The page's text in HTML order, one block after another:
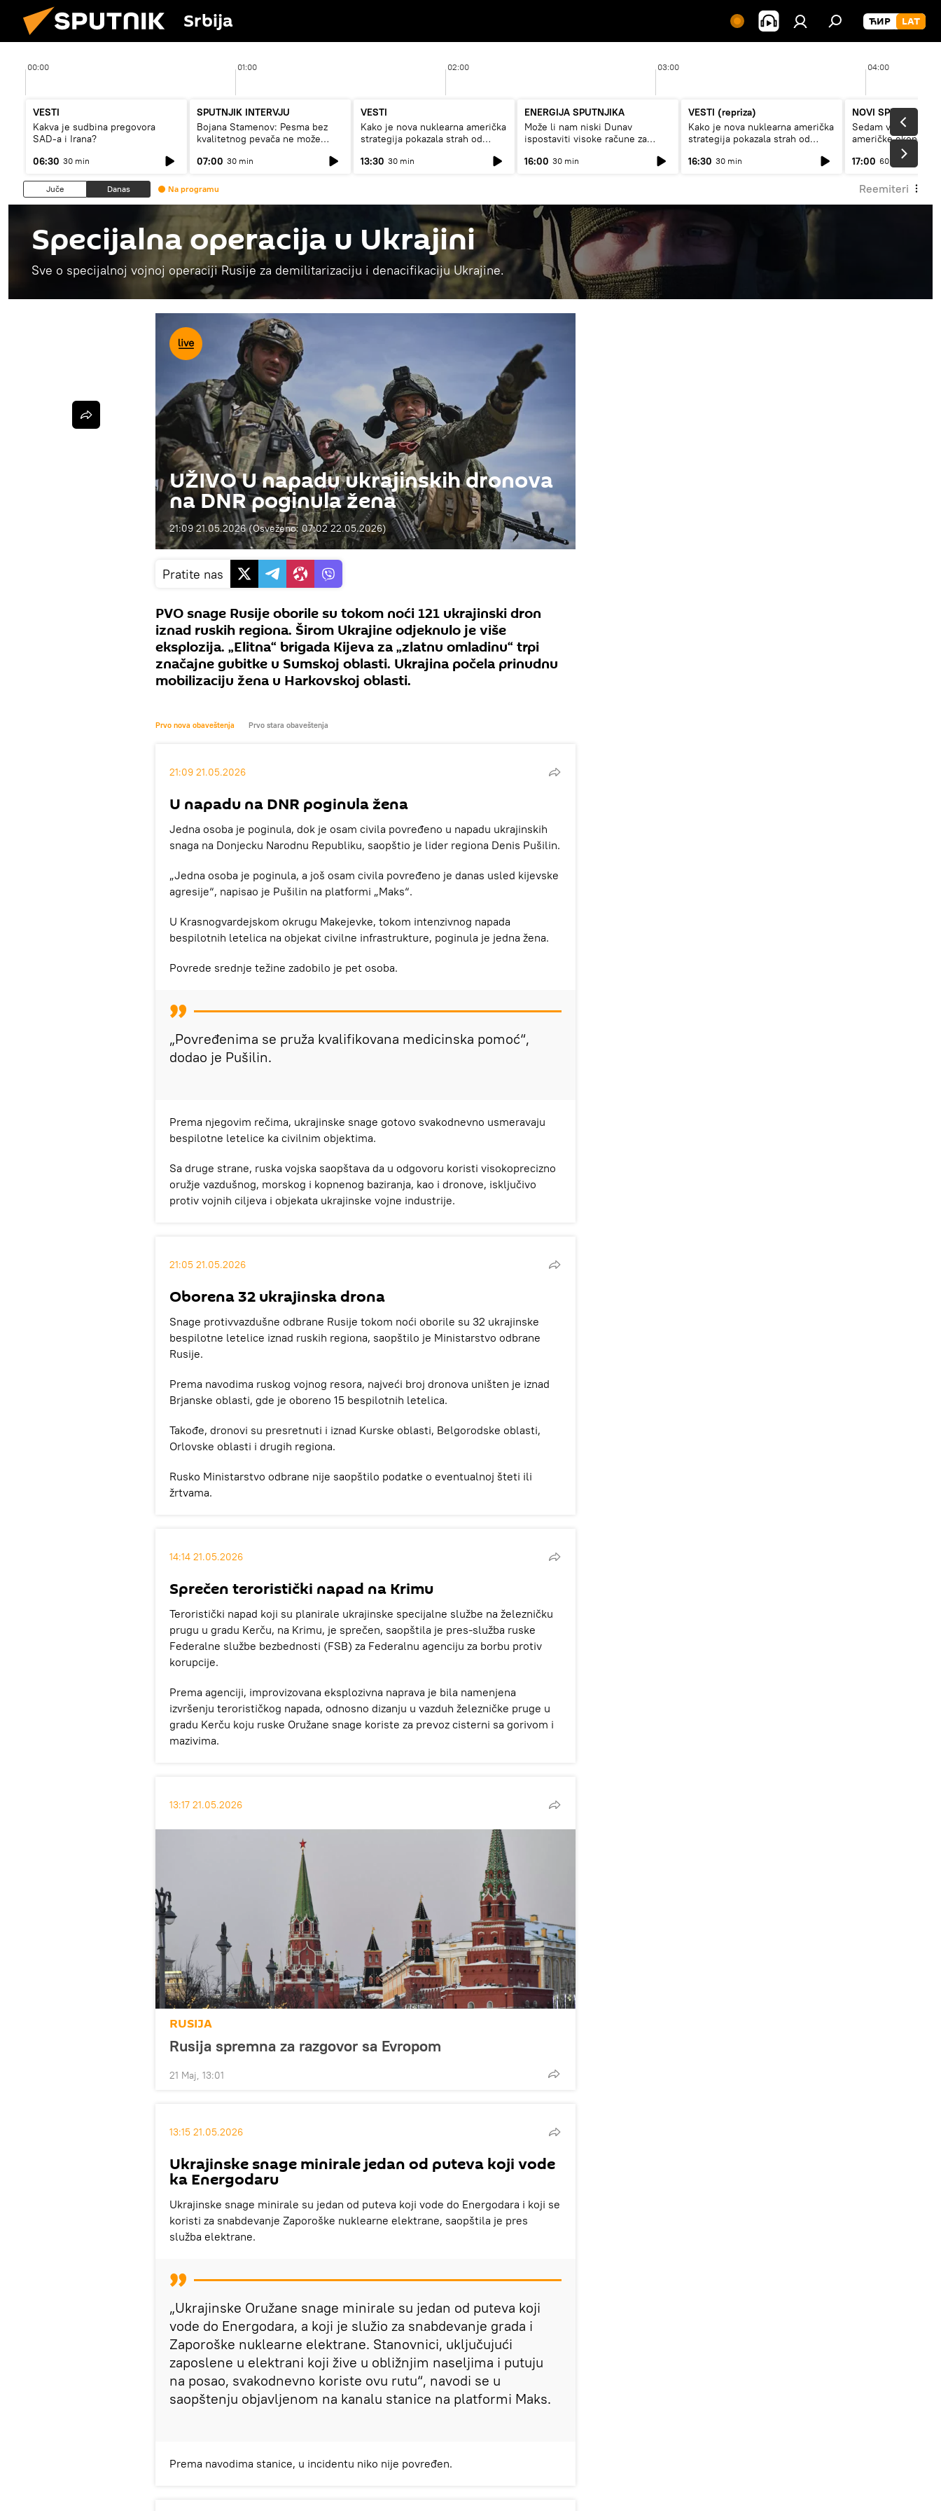
Srbija
00:00 01:00 02:00 03:00 04:00
VESTI
Kakva je sudbina pregovora
SAD-a i Irana?
06:30 30 min
SPUTNJIK INTERVJU
Bojana Stamenov: Pesma bez
kvalitetnog pevača ne može
07:00 30 min
VESTI
Kako je nova nuklearna američka
strategija pokazala strah od
13:30 30 min
ENERGIJA SPUTNJIKA
Može li nam niski Dunav
ispostaviti visoke račune za
16:00 30 min
VESTI (repriza)
Kako je nova nuklearna američka
strategija pokazala strah od
16:30 30 min
NOVI SPUTNJIK
Sedam
američke
17:00 60 min
Juče Danas Na programu Reemiteri
Specijalna operacija u Ukrajini
Sve o specijalnoj vojnoj operaciji Rusije za demilitarizaciju i denacifikaciju Ukrajine.
UŽIVO U napadu ukrajinskih dronova
na DNR poginula žena
21:09 21.05.2026 (Osveženo:07:02 22.05.2026)
Pratite nas
PVO snage Rusije oborile su tokom noći 121 ukrajinski dron
iznad ruskih regiona. Širom Ukrajine odjeknulo je više
eksplozija. „Elitna“ brigada Kijeva za „zlatnu omladinu“ trpi
značajne gubitke u Sumskoj oblasti. Ukrajina počela prinudnu
mobilizaciju žena u Harkovskoj oblasti.
Prvo nova obaveštenja Prvo stara obaveštenja
21:09 21.05.2026
U napadu na DNR poginula žena
Jedna osoba je poginula, dok je osam civila povređeno u napadu ukrajinskih
snaga na Donjecku Narodnu Republiku, saopštio je lider regiona Denis Pušilin.
„Jedna osoba je poginula, a još osam civila povređeno je danas usled kijevske
agresije“, napisao je Pušilin na platformi „Maks“.
U Krasnogvardejskom okrugu Makejevke, tokom intenzivnog napada
bespilotnih letelica na objekat civilne infrastrukture, poginula je jedna žena.
Povrede srednje težine zadobilo je pet osoba.
„Povređenima se pruža kvalifikovana medicinska pomoć“,
dodao je Pušilin.
Prema njegovim rečima, ukrajinske snage gotovo svakodnevno usmeravaju
bespilotne letelice ka civilnim objektima.
Sa druge strane, ruska vojska saopštava da u odgovoru koristi visokoprecizno
oružje vazdušnog, morskog i kopnenog baziranja, kao i dronove, isključivo
protiv vojnih ciljeva i objekata ukrajinske vojne industrije.
21:05 21.05.2026
Oborena 32 ukrajinska drona
Snage protivvazdušne odbrane Rusije tokom noći oborile su 32 ukrajinske
bespilotne letelice iznad ruskih regiona, saopštilo je Ministarstvo odbrane
Rusije.
Prema navodima ruskog vojnog resora, najveći broj dronova uništen je iznad
Brjanske oblasti, gde je oboreno 15 bespilotnih letelica.
Takođe, dronovi su presretnuti i iznad Kurske oblasti, Belgorodske oblasti,
Orlovske oblasti i drugih regiona.
Rusko Ministarstvo odbrane nije saopštilo podatke o eventualnoj šteti ili
žrtvama.
14:14 21.05.2026
Sprečen teroristički napad na Krimu
Teroristički napad koji su planirale ukrajinske specijalne službe na železničku
prugu u gradu Kerču, na Krimu, je sprečen, saopštila je pres-služba ruske
Federalne službe bezbednosti (FSB) za Federalnu agenciju za borbu protiv
korupcije.
Prema agenciji, improvizovana eksplozivna naprava je bila namenjena
izvršenju terorističkog napada, odnosno dizanju u vazduh železničke pruge u
gradu Kerču koju ruske Oružane snage koriste za prevoz cisterni sa gorivom i
mazivima.
13:17 21.05.2026
RUSIJA
Rusija spremna za razgovor sa Evropom
21 Maj, 13:01
13:15 21.05.2026
Ukrajinske snage minirale jedan od puteva koji vode
ka Energodaru
Ukrajinske snage minirale su jedan od puteva koji vode do Energodara i koji se
koristi za snabdevanje Zaporoške nuklearne elektrane, saopštila je pres
služba elektrane.
„Ukrajinske Oružane snage minirale su jedan od puteva koji
vode do Energodara, a koji je služio za snabdevanje grada i
Zaporoške nuklearne elektrane. Stanovnici, uključujući
zaposlene u elektrani koji žive u obližnjim naseljima i putuju
na posao, svakodnevno koriste ovu rutu“, navodi se u
saopštenju objavljenom na kanalu stanice na platformi Maks.
Prema navodima stanice, u incidentu niko nije povređen.